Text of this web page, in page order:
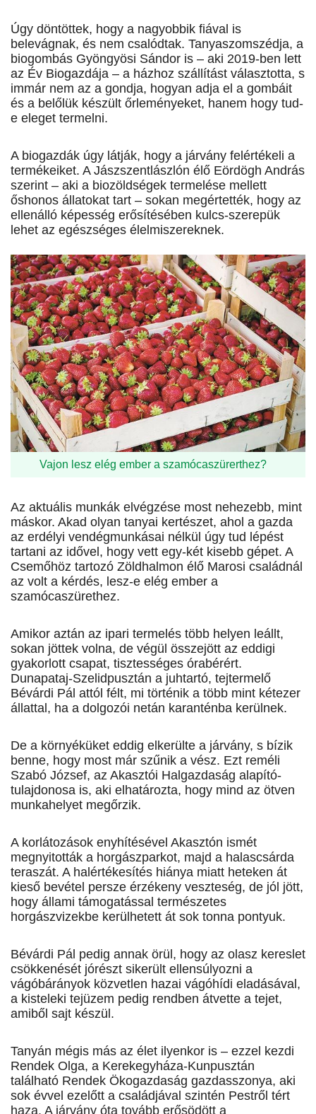
Úgy döntöttek, hogy a nagyobbik fiával is
belevágnak, és nem csalódtak. Tanyaszomszédja, a
biogombás Gyön­gyösi Sándor is – aki 2019-ben lett
az Év Biogazdája – a házhoz szállítást választotta, s
immár nem az a gondja, hogyan adja el a gombáit
és a belőlük készült őrleményeket, hanem hogy tud-
e eleget termelni.
A biogazdák úgy látják, hogy a járvány felértékeli a
termékeiket. A Jászszentlászlón élő Eördögh András
szerint – aki a bio­zöldségek termelése mellett
őshonos állatokat tart – sokan megértették, hogy az
ellenálló képesség erősítésében kulcs-szerepük
lehet az egészséges élelmiszereknek.
Vajon lesz elég ember a szamócaszürerthez?
Az aktuális munkák elvégzése most nehezebb, mint
máskor. Akad olyan tanyai kertészet, ahol a gazda
az erdélyi vendégmunkásai nélkül úgy tud lépést
tartani az idővel, hogy vett egy-két kisebb gépet. A
Csemőhöz tartozó Zöldhalmon élő Marosi családnál
az volt a kérdés, lesz-e elég ember a
szamócaszürethez.
Amikor aztán az ipari termelés több helyen leállt,
sokan jöttek volna, de végül összejött az eddigi
gyakorlott csapat, tisztességes órabérért.
Dunapataj-Szelid­pusz­tán a juhtartó, tejtermelő
Bévárdi Pál attól félt, mi történik a több mint kétezer
állattal, ha a dolgozói netán karanténba kerülnek.
De a környéküket eddig elkerülte a járvány, s bízik
benne, hogy most már szűnik a vész. Ezt reméli
Szabó József, az Akasztói Halgazdaság alapító-
tulajdonosa is, aki elhatározta, hogy mind az ötven
munkahelyet megőrzik.
A korlátozások enyhítésével Akasztón ismét
megnyitották a horgászparkot, majd a halascsárda
teraszát. A halértékesítés hiánya miatt heteken át
kieső bevétel persze érzékeny veszteség, de jól jött,
hogy állami támogatással természetes
horgászvizekbe kerülhetett át sok tonna pontyuk.
Bévárdi Pál pedig annak örül, hogy az olasz kereslet
csökkenését jórészt sikerült ellensúlyozni a
vágóbárányok közvetlen hazai vágóhídi eladásával,
a kisteleki tejüzem pedig rendben átvette a tejet,
amiből sajt készül.
Tanyán mégis más az élet ilyenkor is – ezzel kezdi
Rendek Olga, a Kerekegyháza-Kunpusztán
található Rendek Ökogazdaság gazdasszonya, aki
sok évvel ezelőtt a családjával szintén Pestről tért
haza. A járvány óta tovább erősödött a